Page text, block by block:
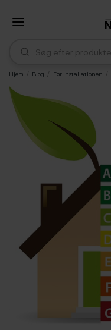
Hjem Blog Før Installationen